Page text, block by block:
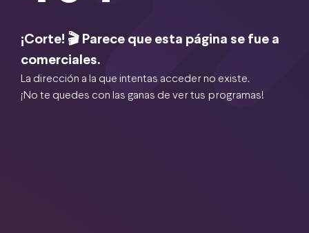
¡Corte! 🎬 Parece que esta página se fue a
comerciales.
La dirección a la que intentas acceder no existe.
¡No te quedes con las ganas de ver tus programas!